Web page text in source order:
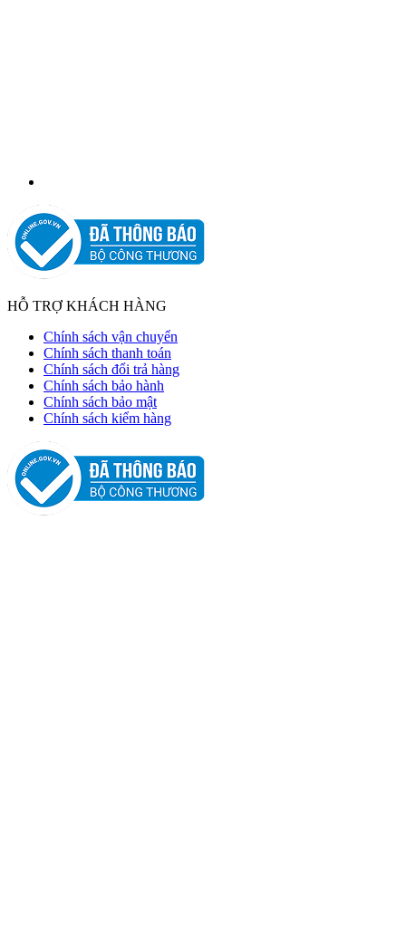
HỖ TRỢ KHÁCH HÀNG
Chính sách vận chuyển
Chính sách thanh toán
Chính sách đổi trả hàng
Chính sách bảo hành
Chính sách bảo mật
Chính sách kiểm hàng